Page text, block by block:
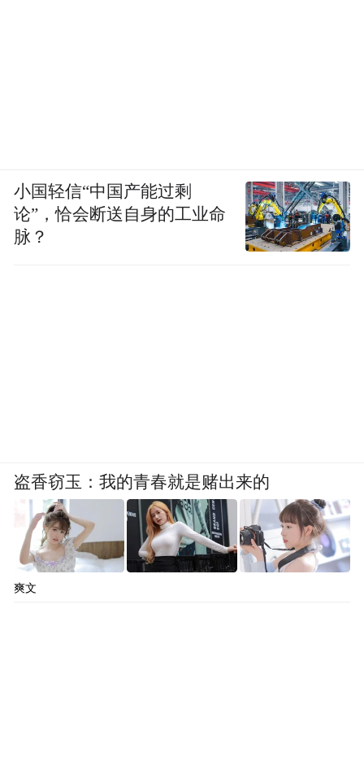
小国轻信“中国产能过剩
论”，恰会断送自身的工业命
脉？
盗香窃玉：我的青春就是赌出来的
爽文